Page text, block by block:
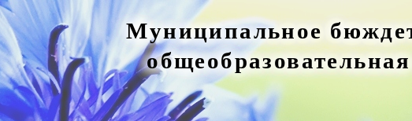
Муниципальное